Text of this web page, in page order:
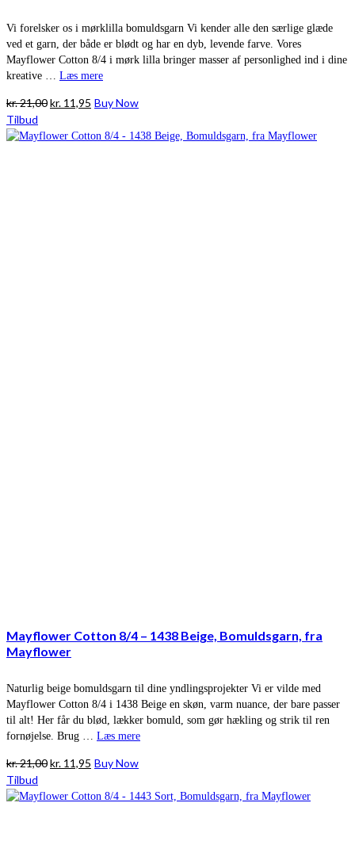
Vi forelsker os i mørklilla bomuldsgarn Vi kender alle den særlige glæde
ved et garn, der både er blødt og har en dyb, levende farve. Vores
Mayflower Cotton 8/4 i mørk lilla bringer masser af personlighed ind i dine
kreative … Læs mere
kr.21,00Den
pris
kr. 11,95 Den
pris
Buy Now
Tilbud
Mayflower Cotton 8/4 – 1438 Beige, Bomuldsgarn, fra
Mayflower
Naturlig beige bomuldsgarn til dine yndlingsprojekter Vi er vilde med
Mayflower Cotton 8/4 i 1438 Beige en skøn, varm nuance, der bare passer
til alt! Her får du blød, lækker bomuld, som gør hækling og strik til ren
fornøjelse. Brug … Læs mere
kr.21,00Den
pris
kr. 11,95 Den
pris
Buy Now
Tilbud